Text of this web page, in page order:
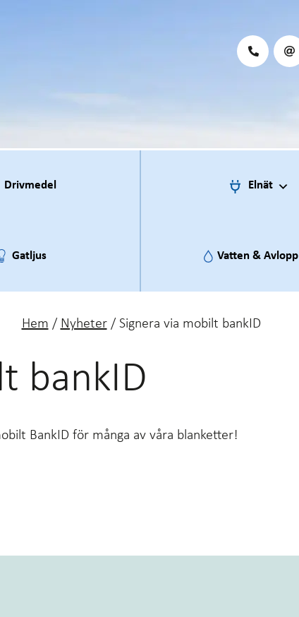
Drivmedel Elnät
Gatljus Vatten & Avlopp
Hem / Nyheter/ Signera via mobilt bankID
bankID
BankID för många av våra blanketter!